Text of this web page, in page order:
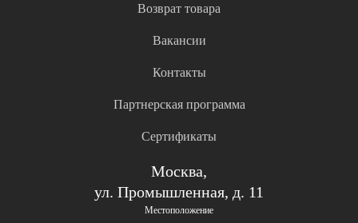
Возврат товара
Вакансии
Контакты
Партнерская программа
Сертификаты
Москва,
ул. Промышленная, д. 11
Местоположение